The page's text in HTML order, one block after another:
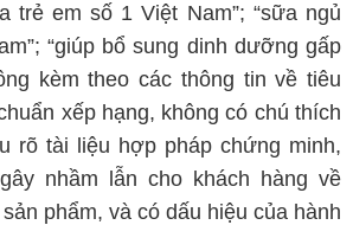
trẻ em số 1 Việt Nam”; “sữa ngủ
“giúp bổ sung dinh dưỡng gấp
kèm theo các thông tin về tiêu
xếp hạng, không có chú thích
rõ tài liệu hợp pháp chứng minh,
nhầm lẫn cho khách hàng về
phẩm, và có dấu hiệu của hành